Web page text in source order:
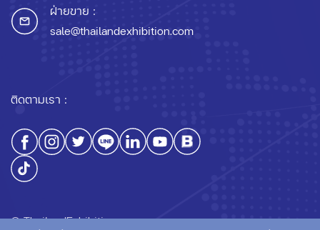
ฝ่ายขาย :
sale@thailandexhibition.com
ติดตามเรา :
© ThailandExhibition.com